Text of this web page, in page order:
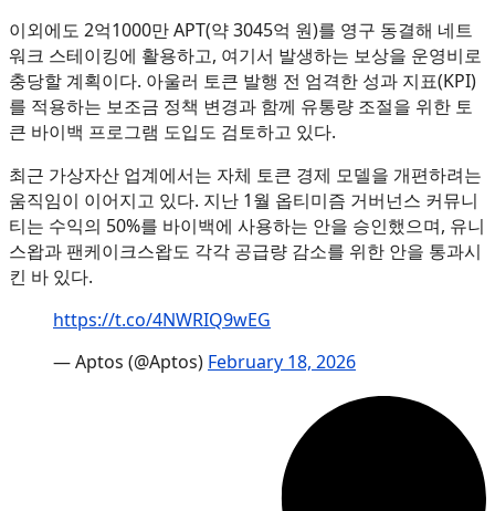
이외에도 2억1000만 APT(약 3045억 원)를 영구 동결해 네트
워크 스테이킹에 활용하고, 여기서 발생하는 보상을 운영비로
충당할 계획이다. 아울러 토큰 발행 전 엄격한 성과 지표(KPI)
를 적용하는 보조금 정책 변경과 함께 유통량 조절을 위한 토
큰 바이백 프로그램 도입도 검토하고 있다.
최근 가상자산 업계에서는 자체 토큰 경제 모델을 개편하려는
움직임이 이어지고 있다. 지난 1월 옵티미즘 거버넌스 커뮤니
티는 수익의 50%를 바이백에 사용하는 안을 승인했으며, 유니
스왑과 팬케이크스왑도 각각 공급량 감소를 위한 안을 통과시
킨 바 있다.
https://t.co/4NWRIQ9wEG
— Aptos (@Aptos) February 18, 2026